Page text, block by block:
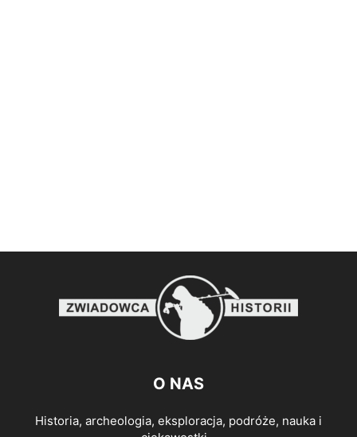
O NAS
Historia, archeologia, eksploracja, podróże, nauka i